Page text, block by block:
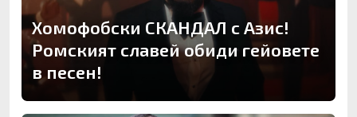
Хомофобски СКАНДАЛ с Азис!
Ромският славей обиди гейовете
в песен!